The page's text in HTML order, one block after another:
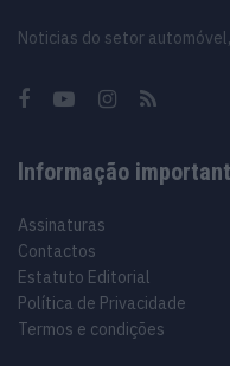
Noticias do setor
Informação
Assinaturas
Contactos
Estatuto Editorial
Política de Privacidade
Termos e condições